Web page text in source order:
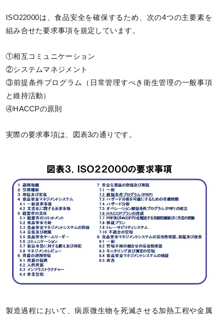
ISO22000は、食品安全を確保するため、次の4つの主要素を
組み合せた要求事項を規定しています。
①相互コミュニケーション
②システムマネジメント
③前提条件プログラム（日常管理すべき衛生管理の一般事項
と維持活動）
④HACCPの原則
実際の要求事項は、図表3の通りです。
製造過程において、病原微生物を死滅させる加熱工程や金属